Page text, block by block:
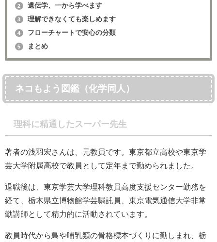
2 遺伝学、一から学べます
3 理解できなくても楽しめます
4 フローチャートで安心の分類
5 まとめ
ネコもよう図鑑（化学同人）
理科に精通したスーパー先生
著者の浅羽宏さんは、元教員です。東京都立高校や東京学
芸大学附属高校で教員として定年まで勤められました。
退職後は、東京学芸大学理科教員高度支援センター勤務を
経て、栃木県立博物館学芸嘱託員、東京電気通信大学非常
勤講師として精力的に活動されています。
教員時代から鳥や哺乳類の骨格標本づくりに勤しまれ、栃